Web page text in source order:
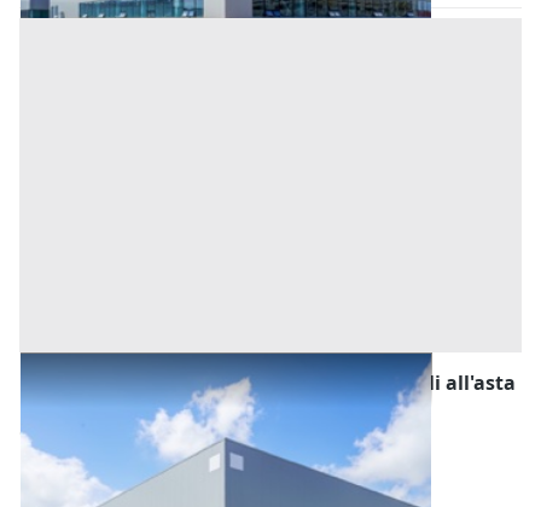
Fabbricati Costruiti per Esigenze Industriali all'asta
a Padova
Casale di Scodosia
Offerta minima
172.500 € 230.000 €